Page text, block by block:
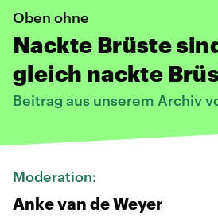
Oben ohne
Nackte Brüste
gleich nackte
Beitrag aus unserem Archiv
Moderation:
Anke van de Weyer